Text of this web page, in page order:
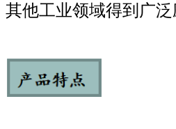
其他工业领域得到广泛